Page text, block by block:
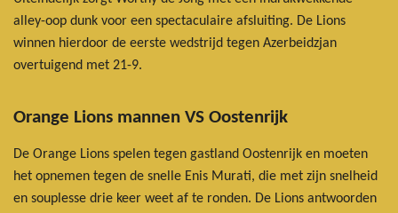
alley-oop dunk voor een spectaculaire afsluiting. De Lions
winnen hierdoor de eerste wedstrijd tegen Azerbeidzjan
overtuigend met 21-9.
Orange Lions mannen VS Oostenrijk
De Orange Lions spelen tegen gastland Oostenrijk en moeten
het opnemen tegen de snelle Enis Murati, die met zijn snelheid
en souplesse drie keer weet af te ronden. De Lions antwoorden